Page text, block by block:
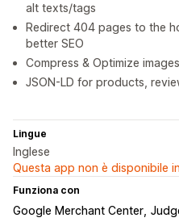
alt texts/tags
Redirect 404 pages to the
better SEO
Compress & Optimize
JSON-LD for products,
Lingue
Inglese
Questa app non è disponibile
Funziona con
Google Merchant Center